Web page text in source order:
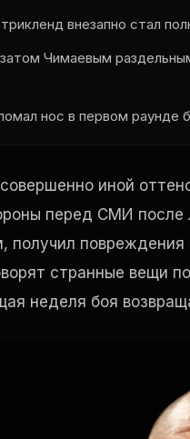
внезапно стал
Чимаевым
нос в первом раунде
иной
перед СМИ после
странные вещи
неделя боя